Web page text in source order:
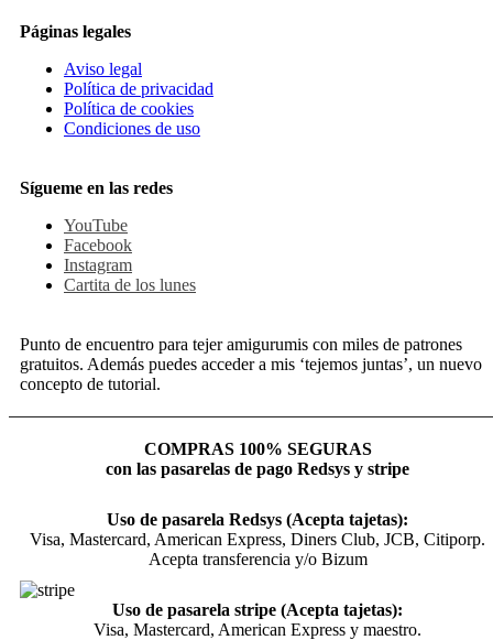
Páginas legales
Aviso legal
Política de privacidad
Política de cookies
Condiciones de uso
Sígueme en las redes
YouTube
Facebook
Instagram
Cartita de los lunes
Punto de encuentro para tejer amigurumis con miles de patrones
gratuitos. Además puedes acceder a mis ‘tejemos juntas’, un nuevo
concepto de tutorial.
COMPRAS 100% SEGURAS
con las pasarelas de pago Redsys y stripe
Uso de pasarela Redsys (Acepta tajetas):
Visa, Mastercard, American Express, Diners Club, JCB, Citiporp.
Acepta transferencia y/o Bizum
Uso de pasarela stripe (Acepta tajetas):
Visa, Mastercard, American Express y maestro.